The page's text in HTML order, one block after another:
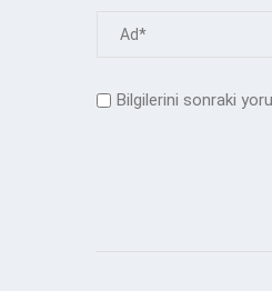
Bilgilerini sonraki